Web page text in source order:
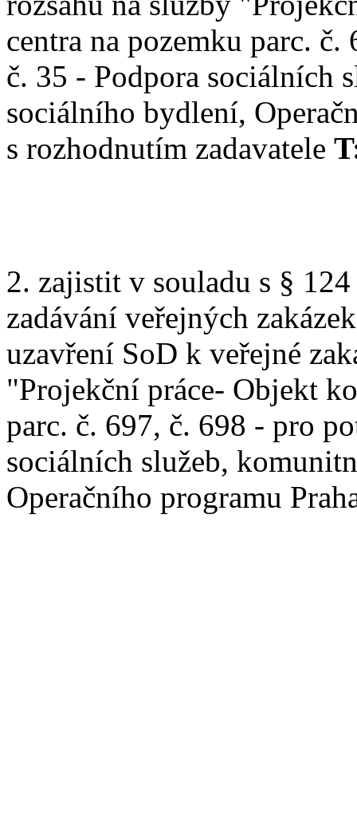
centra na pozemku parc.
č. 35 - Podpora sociálních
sociálního bydlení,
s rozhodnutím zadavatele
2. zajistit v souladu s §
zadávání veřejných
uzavření SoD k veřejné
"Projekční práce- Objekt
parc. č. 697, č. 698 - pro
sociálních služeb,
Operačního programu